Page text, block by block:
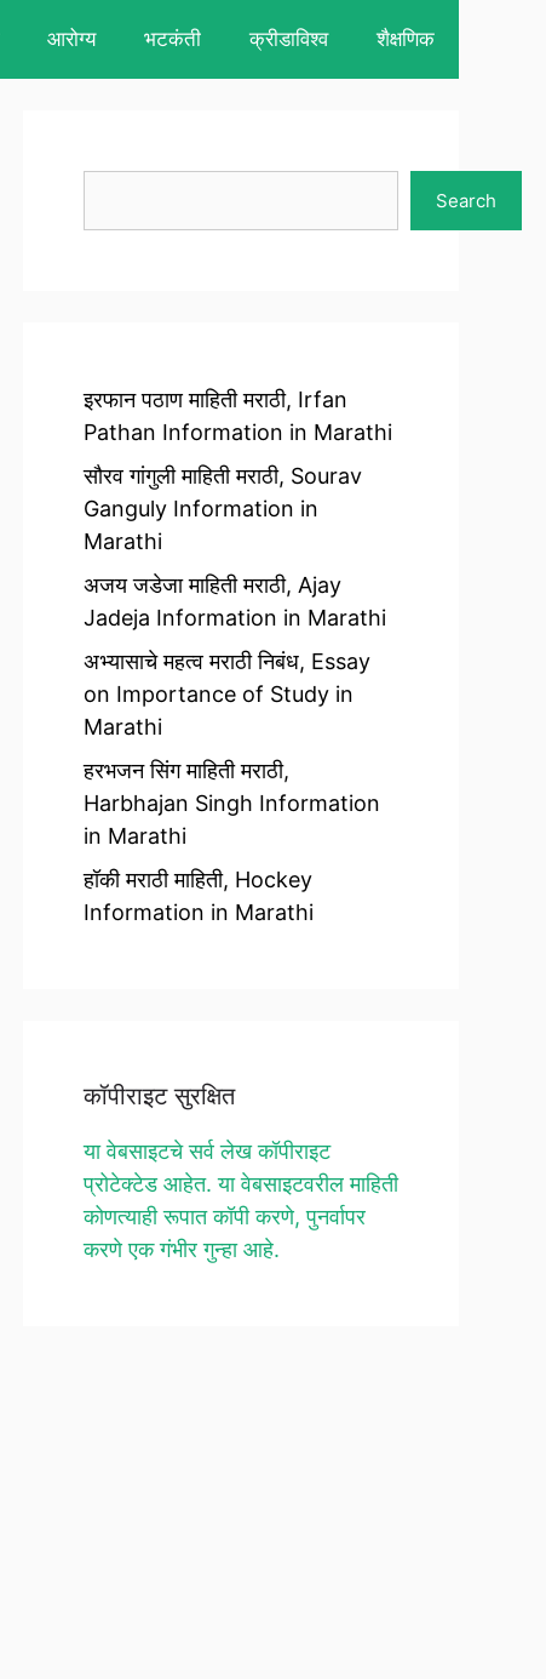
आरोग्य भटकंती क्रीडाविश्व शैक्षणिक
Search
इरफान पठाण माहिती मराठी, Irfan
Pathan Information in Marathi
सौरव गांगुली माहिती मराठी, Sourav
Ganguly Information in
Marathi
अजय जडेजा माहिती मराठी, Ajay
Jadeja Information in Marathi
अभ्यासाचे महत्व मराठी निबंध, Essay
on Importance of Study in
Marathi
हरभजन सिंग माहिती मराठी,
Harbhajan Singh Information
in Marathi
हॉकी मराठी माहिती, Hockey
Information in Marathi
कॉपीराइट सुरक्षित
या वेबसाइटचे सर्व लेख कॉपीराइट
प्रोटेक्टेड आहेत. या वेबसाइटवरील माहिती
कोणत्याही रूपात कॉपी करणे, पुनर्वापर
करणे एक गंभीर गुन्हा आहे.